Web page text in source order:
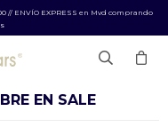
// ENVÍO EXPRESS en Mvd comprando
EN SALE